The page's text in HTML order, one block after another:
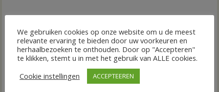
We gebruiken cookies op onze website om u de meest
relevante ervaring te bieden door uw voorkeuren en
herhaalbezoeken te onthouden. Door op "Accepteren"
te klikken, stemt u in met het gebruik van ALLE cookies.
Cookie instellingen
ACCEPTEEREN